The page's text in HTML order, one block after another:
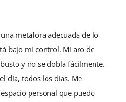
metáfora adecuada de lo
bajo mi control. Mi aro de
y no se dobla fácilmente.
día, todos los días. Me
personal que puedo